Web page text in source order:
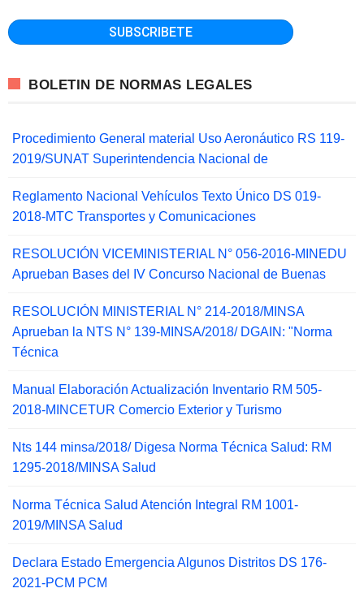
BOLETIN DE NORMAS LEGALES
Procedimiento General material Uso Aeronáutico RS 119-
2019/SUNAT Superintendencia Nacional de
Reglamento Nacional Vehículos Texto Único DS 019-
2018-MTC Transportes y Comunicaciones
RESOLUCIÓN VICEMINISTERIAL N° 056-2016-MINEDU
Aprueban Bases del IV Concurso Nacional de Buenas
RESOLUCIÓN MINISTERIAL N° 214-2018/MINSA
Aprueban la NTS N° 139-MINSA/2018/ DGAIN: "Norma
Técnica
Manual Elaboración Actualización Inventario RM 505-
2018-MINCETUR Comercio Exterior y Turismo
Nts 144 minsa/2018/ Digesa Norma Técnica Salud: RM
1295-2018/MINSA Salud
Norma Técnica Salud Atención Integral RM 1001-
2019/MINSA Salud
Declara Estado Emergencia Algunos Distritos DS 176-
2021-PCM PCM